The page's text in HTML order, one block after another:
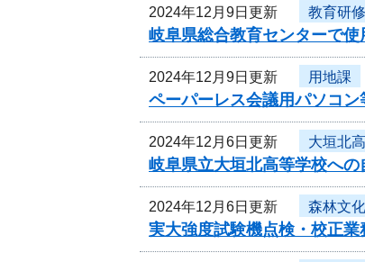
2024年12月9日更新 教育研
岐阜県総合教育センターで
2024年12月9日更新 用地課
ペーパーレス会議用パソコ
2024年12月6日更新 大垣北
岐阜県立大垣北高等学校へ
2024年12月6日更新 森林文
実大強度試験機点検・校正